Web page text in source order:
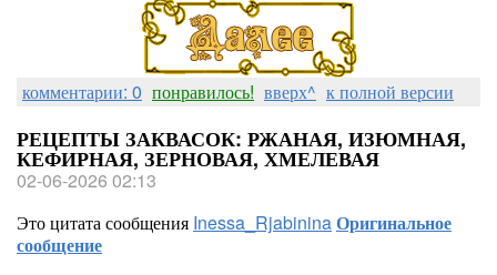
комментарии: 0 понравилось! вверх^ к полной версии
РЕЦЕПТЫ ЗАКВАСОК: РЖАНАЯ, ИЗЮМНАЯ,
КЕФИРНАЯ, ЗЕРНОВАЯ, ХМЕЛЕВАЯ
02-06-2026 02:13
Это цитата сообщения Inessa_RjabininaОригинальное
сообщение